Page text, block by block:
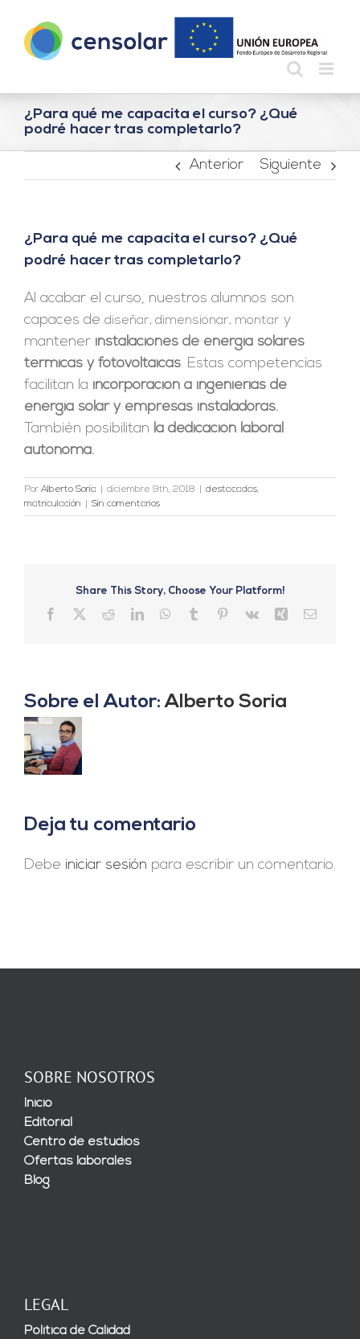
contenido
¿Para qué me capacita el curso? ¿Qué
podré hacer tras completarlo?
Anterior Siguiente
¿Para qué me capacita el curso? ¿Qué
podré hacer tras completarlo?
Al acabar el curso, nuestros alumnos son
capaces de diseñar, dimensionar, montar y
mantener instalaciones de energía solares
térmicas y fotovoltaicas. Estas competencias
facilitan la incorporación a ingenierías de
energía solar y empresas instaladoras.
También posibilitan la dedicación laboral
autónoma.
Por Alberto Soria diciembre 9th, 2018 destacadas,
matriculación
Sin comentarios
Share This Story, Choose Your Platform!
Facebook RedditLinkedInWhatsApp
Tumblr Pinterest
Vk Xing Correo
Sobre el Autor:Alberto Soria
Deja tu comentario
Debe iniciar sesión para escribir un comentario.
SOBRE NOSOTROS
Inicio
Editorial
Centro de estudios
Ofertas laborales
Blog
LEGAL
Política de Calidad